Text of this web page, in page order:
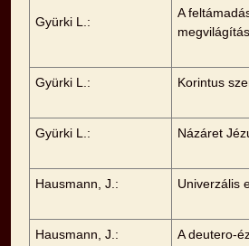
Gyürki L.:
A
Gyürki L.: Korintus
Gyürki L.: Názáret
Hausmann, J.: Univerzális
Hausmann, J.: A deutero-